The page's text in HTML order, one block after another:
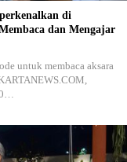
di
dan Mengajar
untuk membaca aksara